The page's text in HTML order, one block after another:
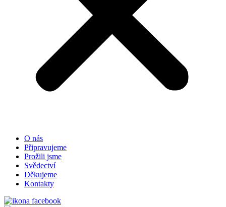
O nás
Připravujeme
Prožili jsme
Svědectví
Děkujeme
Kontakty